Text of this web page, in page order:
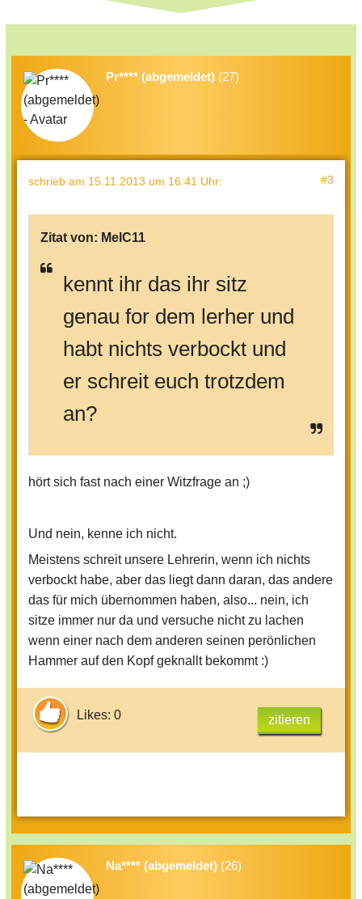
Pr**** (abgemeldet) (27)
schrieb am 15.11.2013 um 16:41 Uhr: #3
Zitat von: MelC11
kennt ihr das ihr sitz
genau for dem lerher und
habt nichts verbockt und
er schreit euch trotzdem
an?
hört sich fast nach einer Witzfrage an ;)
Und nein, kenne ich nicht.
Meistens schreit unsere Lehrerin, wenn ich nichts
verbockt habe, aber das liegt dann daran, das andere
das für mich übernommen haben, also... nein, ich
sitze immer nur da und versuche nicht zu lachen
wenn einer nach dem anderen seinen perönlichen
Hammer auf den Kopf geknallt bekommt :)
Likes: 0 zitieren
Na**** (abgemeldet) (26)